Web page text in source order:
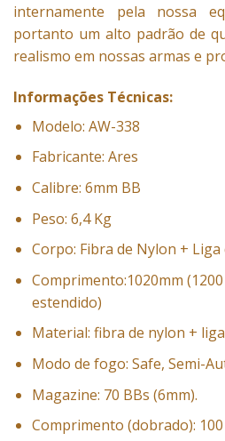
internamente pela nossa
portanto um alto padrão de
realismo em nossas armas e
Informações Técnicas:
Modelo: AW-338
Fabricante: Ares
Calibre: 6mm BB
Peso: 6,4 Kg
Corpo: Fibra de Nylon +
Comprimento:1020mm
estendido)
Material: fibra de nylon +
Modo de fogo: Safe, Semi-
Magazine: 70 BBs (6mm).
Comprimento (dobrado): 100